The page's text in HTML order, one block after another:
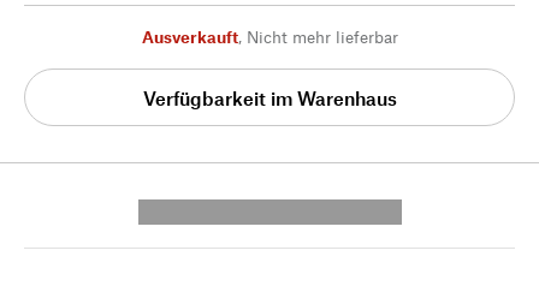
Ausverkauft, Nicht mehr lieferbar
Verfügbarkeit im Warenhaus